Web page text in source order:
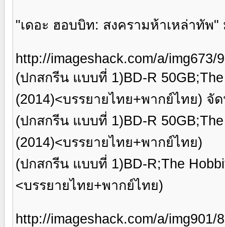
"เดอะ ฮอบบิท: สงครามห้าเหล่าทัพ"
http://imageshack.com/a/img673/
(ปกสกรีน แบบที่ 1)BD-R
(2014)<บรรยายไทย+พากย์ไทย) จั
(ปกสกรีน แบบที่ 1)BD-R
(2014)<บรรยายไทย+พากย์ไทย)
(ปกสกรีน แบบที่ 1)BD-R;The
<บรรยายไทย+พากย์ไทย)
http://imageshack.com/a/img901/